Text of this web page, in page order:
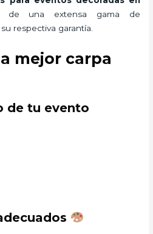
de una extensa gama de
respectiva garantía.
mejor carpa
de tu evento